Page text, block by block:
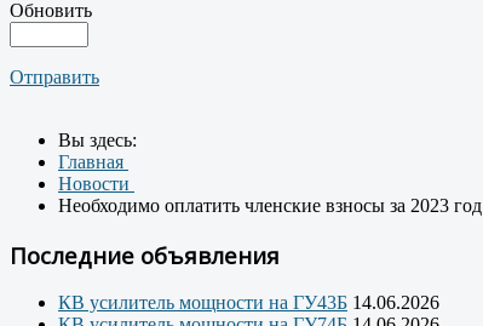
Обновить
Отправить
Вы здесь:
Главная
Новости
Необходимо оплатить членские взносы за 2023 год
Последние объявления
КВ усилитель мощности на ГУ43Б 14.06.2026